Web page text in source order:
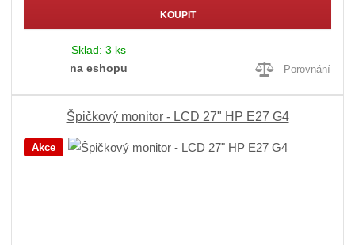
KOUPIT
Sklad: 3 ks
na eshopu
Porovnání
Špičkový monitor - LCD 27" HP E27 G4
Akce